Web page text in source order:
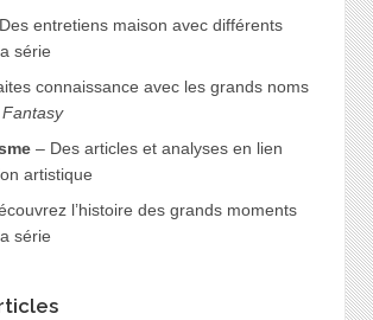
entretiens maison avec différents
série
connaissance avec les grands noms
– Des articles et analyses en lien
artistique
l’histoire des grands moments
série